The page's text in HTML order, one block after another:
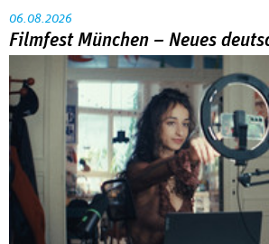
06.08.2026
Filmfest München – Neues